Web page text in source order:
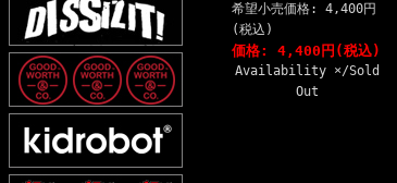
希望小売価格: 4,400円
(税込)
価格: 4,400円(税込)
Availability ×/Sold
Out